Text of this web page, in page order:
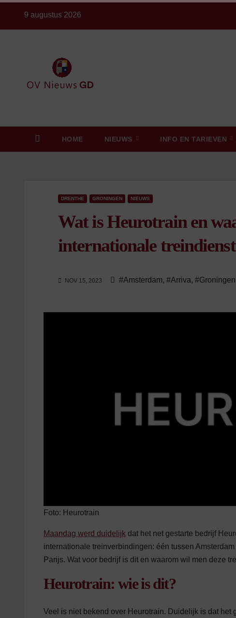
9 augustus 2026
HOME NIEUWS INFO EN TARIEVEN
DRENTHE GRONINGEN NIEUWS
Wat is Heurotrain en
internationale
NOV 15, 2023 #Amsterdam, #Arriva, #Groningen
Foto: Heurotrain
Maandag werd duidelijk dat het net gestarte bedrijf
internationale treinverbindingen: één tussen
Parijs. Wat voor bedrijf is dit en waarom wil men deze
Heurotrain: wie is dit?
Veel is niet bekend over Heurotrain. Duidelijk is dat het